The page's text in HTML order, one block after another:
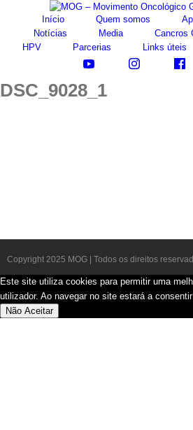
Início Quem somos
Notícias
Media
Cancros
HPV
Parcerias Links úteis
DSC_9028_1
Copyright 2025 MOG | Todos os direitos
Este site utiliza cookies para permitir uma
utilizador. Ao navegar no site estará a
Não Aceitar